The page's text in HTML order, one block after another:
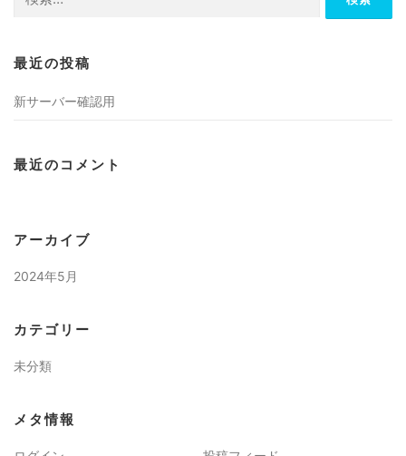
索:
最近の投稿
新サーバー確認用
最近のコメント
アーカイブ
2024年5月
カテゴリー
未分類
メタ情報